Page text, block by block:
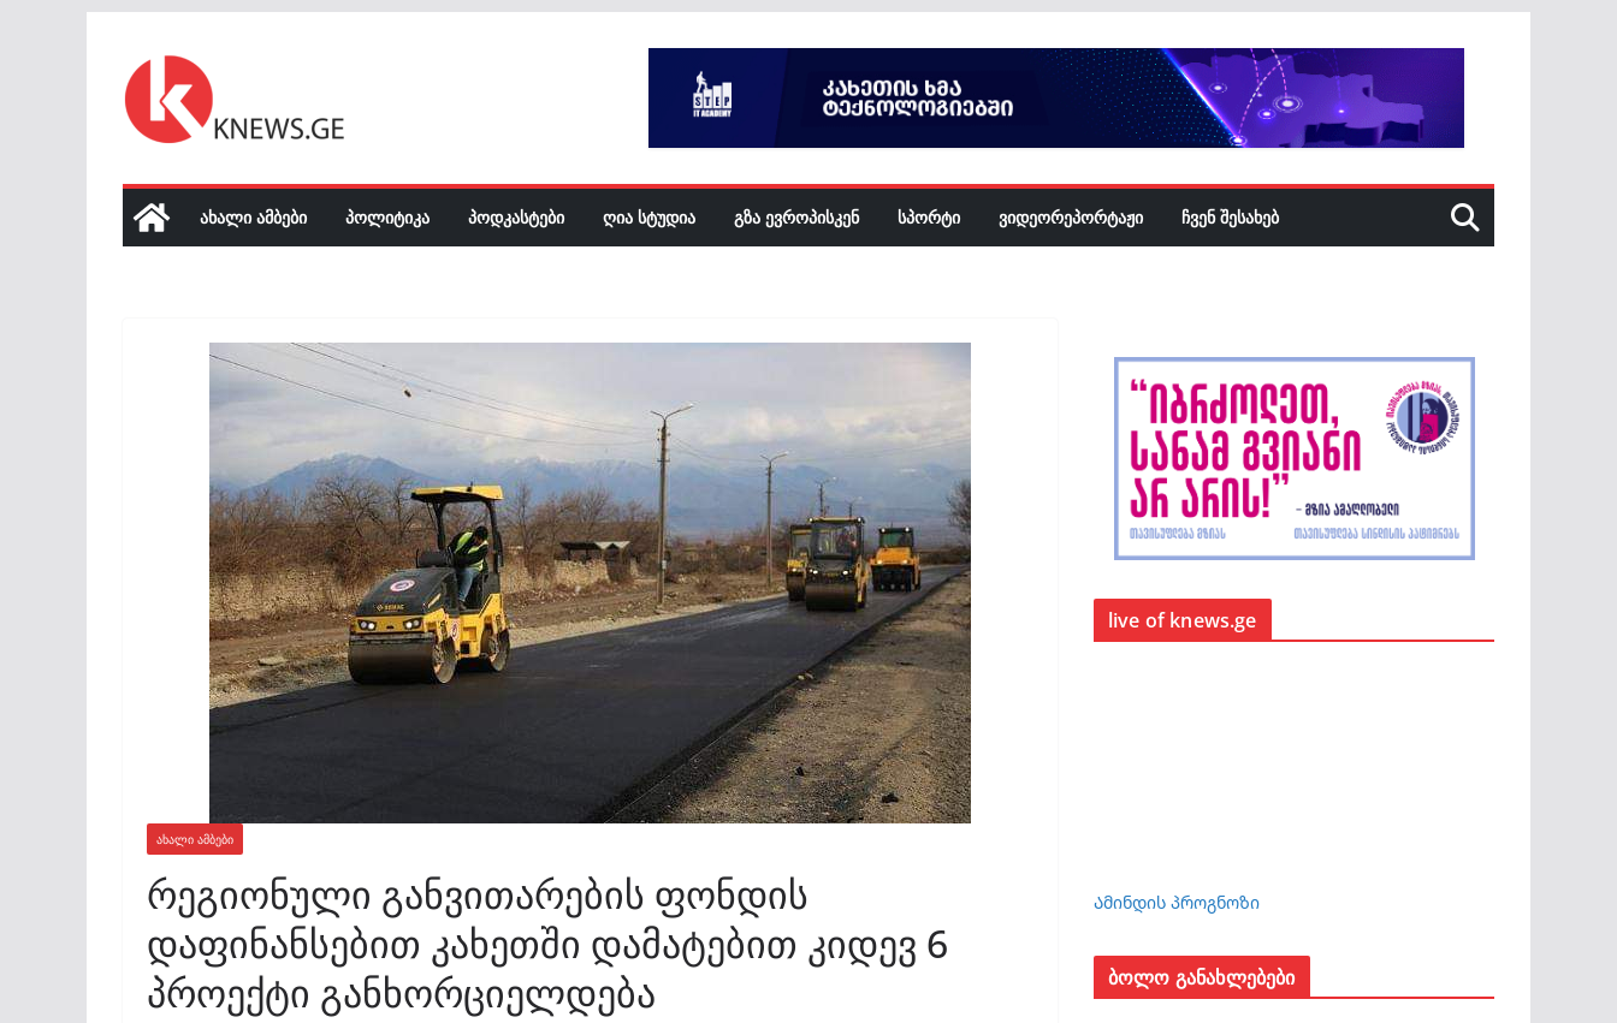
content
ᲐᲮᲐᲚᲘ ᲐᲛᲑᲔᲑᲘ ᲞᲝᲚᲘᲢᲘᲙᲐ ᲞᲝᲓᲙᲐᲡᲢᲔᲑᲘ ᲦᲘᲐ ᲡᲢᲣᲓᲘᲐ ᲒᲖᲐ ᲔᲕᲠᲝᲞᲘᲡᲙᲔᲜ ᲡᲞᲝᲠᲢᲘ ᲕᲘᲓᲔᲝᲠᲔᲞᲝᲠᲢᲐᲟᲘ ᲩᲕᲔᲜ ᲨᲔᲡᲐᲮᲔᲑ
ᲐᲮᲐᲚᲘ ᲐᲛᲑᲔᲑᲘ
რეგიონული განვითარების ფონდის
დაფინანსებით კახეთში დამატებით კიდევ 6
პროექტი განხორციელდება
live of knews.ge
Ამინდის პროგნოზი
ბოლო განახლებები